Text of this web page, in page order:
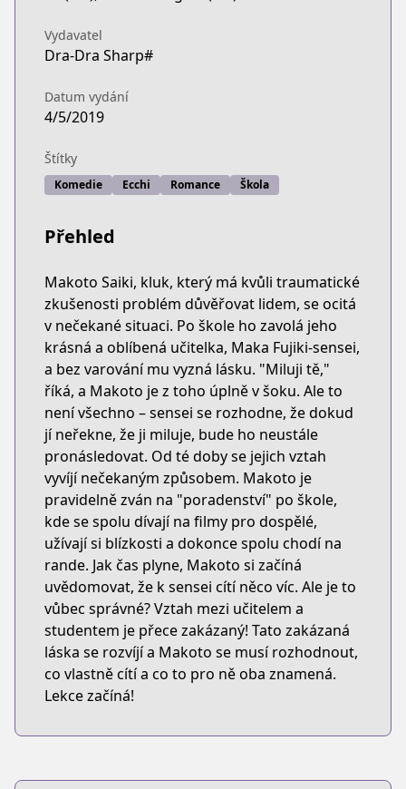
Vydavatel
Dra-Dra Sharp#
Datum vydání
4/5/2019
Štítky
Komedie Ecchi Romance Škola
Přehled
Makoto Saiki, kluk, který má kvůli traumatické
zkušenosti problém důvěřovat lidem, se ocitá
v nečekané situaci. Po škole ho zavolá jeho
krásná a oblíbená učitelka, Maka Fujiki-sensei,
a bez varování mu vyzná lásku. "Miluji tě,"
říká, a Makoto je z toho úplně v šoku. Ale to
není všechno – sensei se rozhodne, že dokud
jí neřekne, že ji miluje, bude ho neustále
pronásledovat. Od té doby se jejich vztah
vyvíjí nečekaným způsobem. Makoto je
pravidelně zván na "poradenství" po škole,
kde se spolu dívají na filmy pro dospělé,
užívají si blízkosti a dokonce spolu chodí na
rande. Jak čas plyne, Makoto si začíná
uvědomovat, že k sensei cítí něco víc. Ale je to
vůbec správné? Vztah mezi učitelem a
studentem je přece zakázaný! Tato zakázaná
láska se rozvíjí a Makoto se musí rozhodnout,
co vlastně cítí a co to pro ně oba znamená.
Lekce začíná!